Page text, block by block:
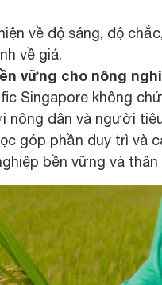
về độ sáng, độ
về giá.
vững cho nông
Singapore không
nông dân và người
góp phần duy trì và
bền vững và